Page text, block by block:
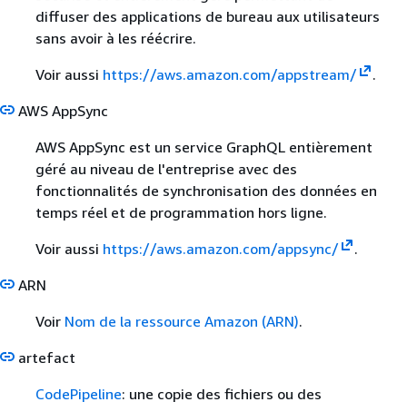
diffuser des applications de bureau aux utilisateurs
sans avoir à les réécrire.
Voir aussi https://aws.amazon.com/appstream/
.
AWS AppSync
AWS AppSync est un service GraphQL entièrement
géré au niveau de l'entreprise avec des
fonctionnalités de synchronisation des données en
temps réel et de programmation hors ligne.
Voir aussi https://aws.amazon.com/appsync/
.
ARN
Voir Nom de la ressource Amazon (ARN).
artefact
CodePipeline: une copie des fichiers ou des